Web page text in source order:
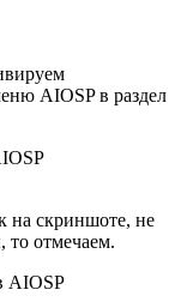
AIOSP в раздел
на скриншоте, не
отмечаем.